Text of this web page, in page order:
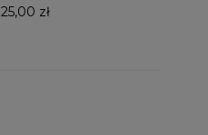
Cena
25,00 zł